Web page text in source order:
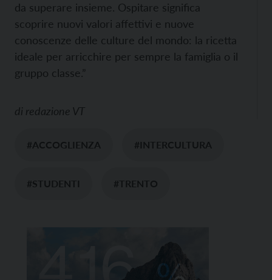
da superare insieme. Ospitare significa
scoprire nuovi valori affettivi e nuove
conoscenze delle culture del mondo: la ricetta
ideale per arricchire per sempre la famiglia o il
gruppo classe.”
di redazione VT
#ACCOGLIENZA #INTERCULTURA
#STUDENTI #TRENTO